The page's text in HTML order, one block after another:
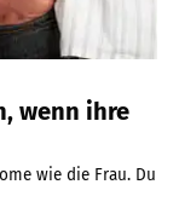
wenn ihre
wie die Frau. Du